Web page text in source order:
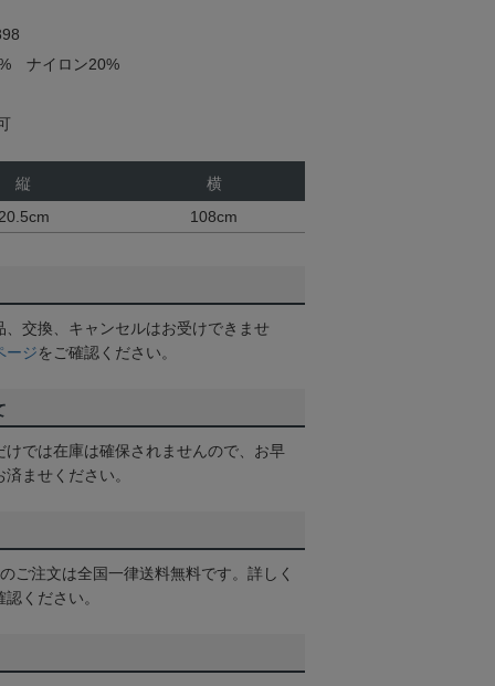
ナイロン20%
縦
横
108cm
交換、キャンセルはお受けできませ
ージをご確認ください。
けでは在庫は確保されませんので、お早
ませください。
ご注文は全国一律送料無料です。詳しく
認ください。